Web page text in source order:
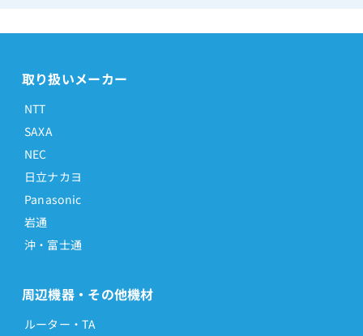
取り扱いメーカー
NTT
SAXA
NEC
日立ナカヨ
Panasonic
岩通
沖・富士通
周辺機器・その他機材
ルーター・TA